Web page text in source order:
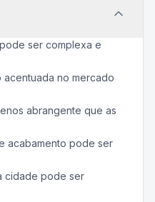
ser complexa e
no mercado
abrangente que as
acabamento pode ser
cidade pode ser